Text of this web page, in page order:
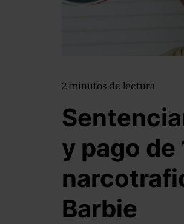
2 minutos de lectura
y pago de
Barbie